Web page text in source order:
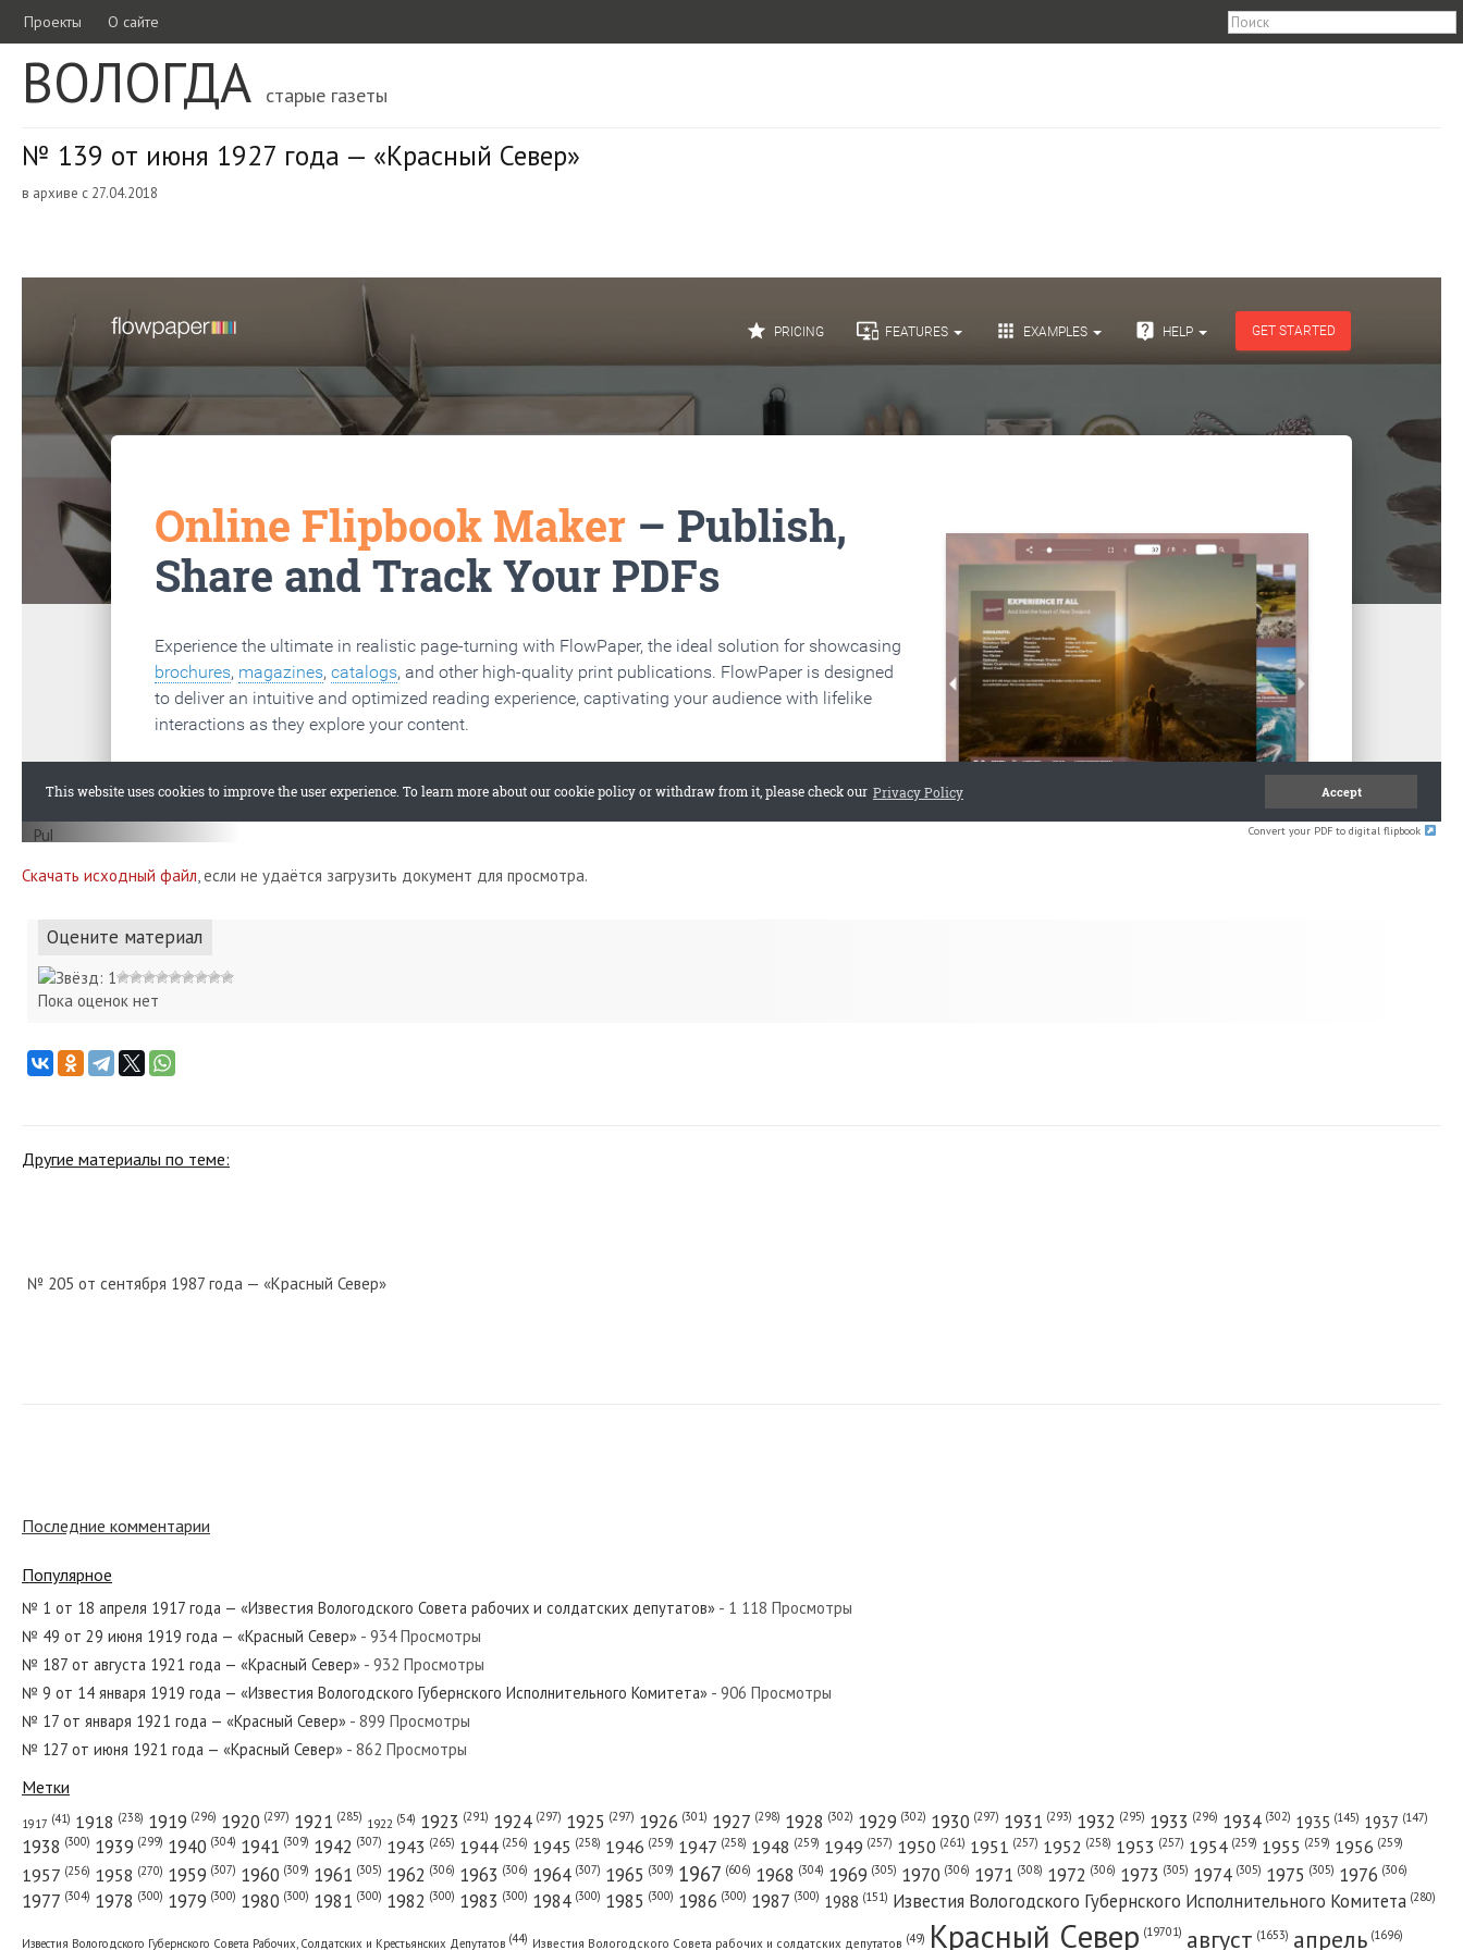
Проекты О сайте
ВОЛОГДА старые газеты
№ 139 от июня 1927 года — «Красный Север»
в архиве с 27.04.2018
Convert your PDF to digital flipbook
Скачать исходный файл, если не удаётся загрузить документ для просмотра.
Оцените материал
Пока оценок нет
Другие материалы по теме:
№ 205 от сентября 1987 года — «Красный Север»
№ 131 от июля 1958 года — «Красный Север»
№ 67 от марта 1923 года — «Красный Север»
№ 193 от сентября 1947 года — «Красный Север»
Последние комментарии
Популярное
№ 1 от 18 апреля 1917 года — «Известия Вологодского Совета рабочих и солдатских депутатов» - 1 118 Просмотры
№ 49 от 29 июня 1919 года — «Красный Север» - 934 Просмотры
№ 187 от августа 1921 года — «Красный Север» - 932 Просмотры
№ 9 от 14 января 1919 года — «Известия Вологодского Губернского Исполнительного Комитета» - 906 Просмотры
№ 17 от января 1921 года — «Красный Север» - 899 Просмотры
№ 127 от июня 1921 года — «Красный Север» - 862 Просмотры
Метки
1917 (41) 1918 (238) 1919 (296) 1920 (297) 1921 (285) 1922 (54) 1923 (291) 1924 (297) 1925 (297) 1926 (301) 1927 (298) 1928 (302) 1929 (302) 1930 (297) 1931 (293) 1932 (295) 1933 (296) 1934 (302) 1935 (145) 1937 (147)
1938 (300) 1939 (299) 1940 (304) 1941 (309) 1942 (307) 1943 (265) 1944 (256) 1945 (258) 1946 (259) 1947 (258) 1948 (259) 1949 (257) 1950 (261) 1951 (257) 1952 (258) 1953 (257) 1954 (259) 1955 (259) 1956 (259)
1957 (256) 1958 (270) 1959 (307) 1960 (309) 1961 (305) 1962 (306) 1963 (306) 1964 (307) 1965 (309) 1967 (606) 1968 (304) 1969 (305) 1970 (306) 1971 (308) 1972 (306) 1973 (305) 1974 (305) 1975 (305) 1976 (306)
1977 (304) 1978 (300) 1979 (300) 1980 (300) 1981 (300) 1982 (300) 1983 (300) 1984 (300) 1985 (300) 1986 (300) 1987 (300) 1988 (151) Известия Вологодского Губернского Исполнительного Комитета (280)
Известия Вологодского Губернского Совета Рабочих, Солдатских и Крестьянских Депутатов (44) Известия Вологодского Совета рабочих и солдатских депутатов (49) Красный Cевер (19701) август (1653) апрель (1696)